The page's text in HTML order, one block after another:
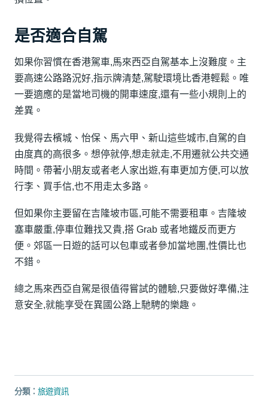
是否適合自駕
如果你習慣在香港駕車,馬來西亞自駕基本上沒難度。主
要高速公路路況好,指示牌清楚,駕駛環境比香港輕鬆。唯
一要適應的是當地司機的開車速度,還有一些小規則上的
差異。
我覺得去檳城、怡保、馬六甲、新山這些城市,自駕的自
由度真的高很多。想停就停,想走就走,不用遷就公共交通
時間。帶著小朋友或者老人家出遊,有車更加方便,可以放
行李、買手信,也不用走太多路。
但如果你主要留在吉隆坡市區,可能不需要租車。吉隆坡
塞車嚴重,停車位難找又貴,搭 Grab 或者地鐵反而更方
便。郊區一日遊的話可以包車或者參加當地團,性價比也
不錯。
總之馬來西亞自駕是很值得嘗試的體驗,只要做好準備,注
意安全,就能享受在異國公路上馳騁的樂趣。
分類： 旅遊資訊